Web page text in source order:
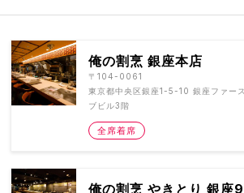
俺の割烹 銀座本店
〒104-0061
東京都中央区銀座1-5-10 銀座ファー
ブビル3階
全席着席
俺の割烹 やきとり 銀座